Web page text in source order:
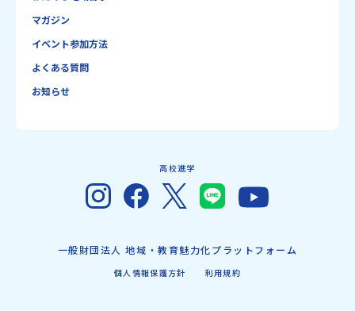
マガジン
イベント参加方法
よくある質問
お知らせ
高校進学
一般財団法人 地域・教育魅力化プラットフォーム
個人情報保護方針 利用規約